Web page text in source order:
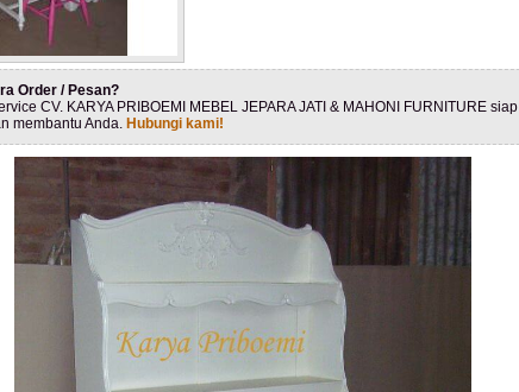
Order / Pesan?
CV. KARYA PRIBOEMI MEBEL JEPARA JATI & MAHONI FURNITURE siap
membantu Anda. Hubungi kami!